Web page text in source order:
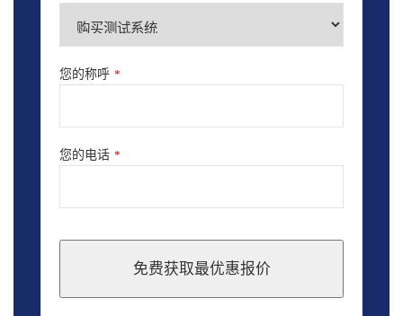
您的称呼 *
您的电话 *
免费获取最优惠报价